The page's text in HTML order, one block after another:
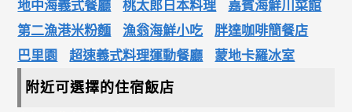
地中海義式餐廳
桃太郎日本料理
嘉賓海鮮川菜館
第二漁港米粉麵
漁翁海鮮小吃
胖達咖啡簡餐店
巴里園
超速義式料理運動餐廳 蒙地卡羅冰室
附近可選擇的住宿飯店